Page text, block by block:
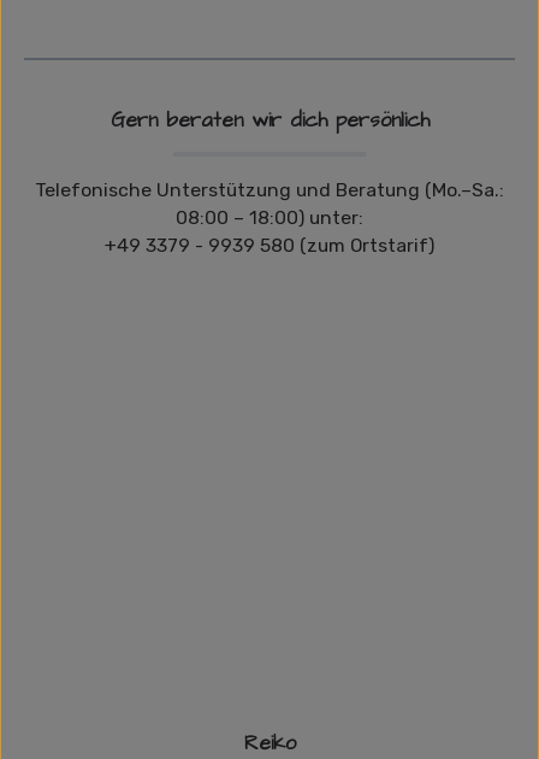
Gern beraten wir dich persönlich
Telefonische Unterstützung und Beratung (Mo.–Sa.:
08:00 – 18:00) unter:
+49 3379 - 9939 580 (zum Ortstarif)
Reiko